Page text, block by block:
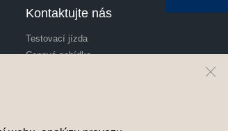
Kontaktujte nás
Testovací jízda
Cenová nabídka